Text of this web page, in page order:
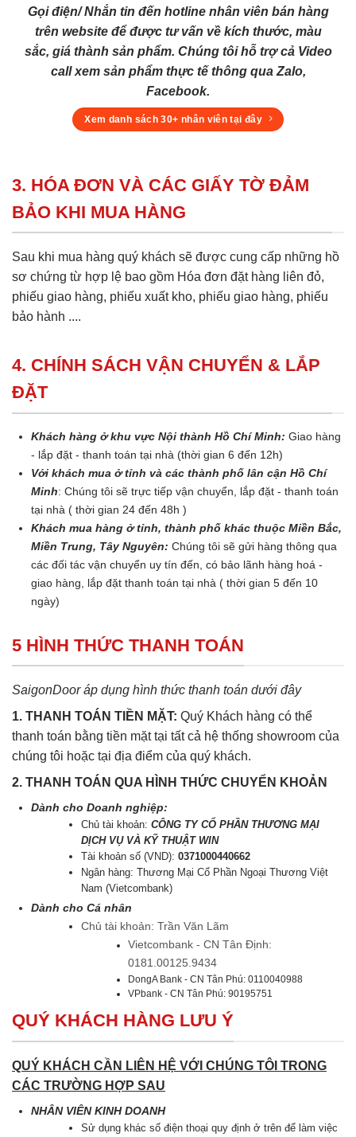
Gọi điện/ Nhắn tin đến hotline nhân viên bán hàng
trên website để được tư vấn về kích thước, màu
sắc, giá thành sản phẩm. Chúng tôi hỗ trợ cả Video
call xem sản phẩm thực tế thông qua Zalo,
Facebook.
Xem danh sách 30+ nhân viên tại đây
3. HÓA ĐƠN VÀ CÁC GIẤY TỜ ĐẢM
BẢO KHI MUA HÀNG
Sau khi mua hàng quý khách sẽ được cung cấp những hồ
sơ chứng từ hợp lệ bao gồm Hóa đơn đặt hàng liên đỏ,
phiếu giao hàng, phiếu xuất kho, phiếu giao hàng, phiếu
bảo hành ....
4. CHÍNH SÁCH VẬN CHUYỂN & LẮP
ĐẶT
Khách hàng ở khu vực Nội thành Hồ Chí Minh: Giao hàng
- lắp đặt - thanh toán tại nhà (thời gian 6 đến 12h)
Với khách mua ở tỉnh và các thành phố lân cận Hồ Chí
Minh: Chúng tôi sẽ trực tiếp vận chuyển, lắp đặt - thanh toán
tại nhà ( thời gian 24 đến 48h )
Khách mua hàng ở tỉnh, thành phố khác thuộc Miền Bắc,
Miền Trung, Tây Nguyên: Chúng tôi sẽ gửi hàng thông qua
các đối tác vận chuyển uy tín đến, có bảo lãnh hàng hoá -
giao hàng, lắp đặt thanh toán tại nhà ( thời gian 5 đến 10
ngày)
5 HÌNH THỨC THANH TOÁN
SaigonDoor áp dụng hình thức thanh toán dưới đây
1. THANH TOÁN TIỀN MẶT: Quý Khách hàng có thể
thanh toán bằng tiền mặt tại tất cả hệ thống showroom của
chúng tôi hoặc tại địa điểm của quý khách.
2. THANH TOÁN QUA HÌNH THỨC CHUYỂN KHOẢN
Dành cho Doanh nghiệp:
Chủ tài khoản:CÔNG TY CỔ PHẦN THƯƠNG MẠI
DỊCH VỤ VÀ KỸ THUẬT WIN
Tài khoản số (VND):0371000440662
Ngân hàng: Thương Mại Cổ Phần Ngoại Thương Việt
Nam (Vietcombank)
Dành cho Cá nhân
Chủ tài khoản: Trần Văn Lãm
Vietcombank - CN Tân Định:
0181.00125.9434
DongA Bank - CN Tân Phú: 0110040988
VPbank - CN Tân Phú: 90195751
QUÝ KHÁCH HÀNG LƯU Ý
QUÝ KHÁCH CẦN LIÊN HỆ VỚI CHÚNG TÔI TRONG
CÁC TRƯỜNG HỢP SAU
NHÂN VIÊN KINH DOANH
Sử dụng khác số điện thoại quy định ở trên để làm việc